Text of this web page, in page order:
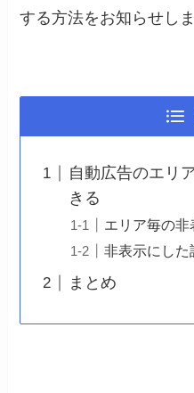
する方法をお知らせしま
自動広告のエリ
きる
エリア毎の非
非表示にし
まとめ